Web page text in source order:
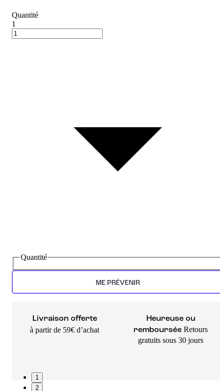
Quantité
1
Quantité
ME PRÉVENIR
Livraison offerte
à partir de 59€ d’achat
Heureuse ou
remboursée Retours
gratuits sous 30 jours
1
2